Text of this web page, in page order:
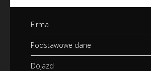
Firma
Podstawowe dane
Dojazd